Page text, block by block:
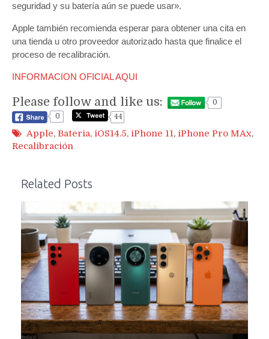
seguridad y su batería aún se puede usar».
Apple también recomienda esperar para obtener una cita en
una tienda u otro proveedor autorizado hasta que finalice el
proceso de recalibración.
INFORMACION OFICIAL AQUI
Please follow and like us:
0
0
44
Apple, Bateria, iOS14.5, iPhone 11, iPhone Pro MAx,
Recalibración
Related Posts